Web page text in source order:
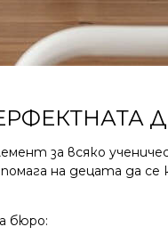
за всяко
на децата да
бюро: